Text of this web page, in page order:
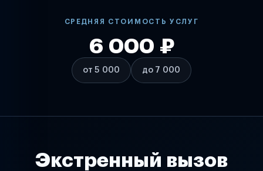
СРЕДНЯЯ СТОИМОСТЬ УСЛУГ
от 5 000
6 000 ₽
до 7 000
Экстренный вызов